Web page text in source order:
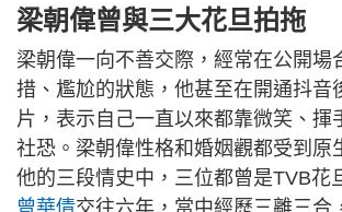
梁朝偉曾與三大花旦拍拖
梁朝偉一向不善交際，經常在公開場
措、尷尬的狀態，他甚至在開通抖音
片，表示自己一直以來都靠微笑、揮
社恐。梁朝偉性格和婚姻觀都受到原
他的三段情史中，三位都曾是TVB花